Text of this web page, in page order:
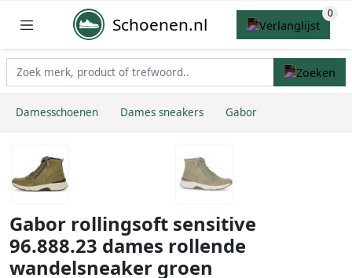
Schoenen.nl
Damesschoenen Dames sneakers Gabor
Gabor rollingsoft sensitive
96.888.23 dames rollende
wandelsneaker groen